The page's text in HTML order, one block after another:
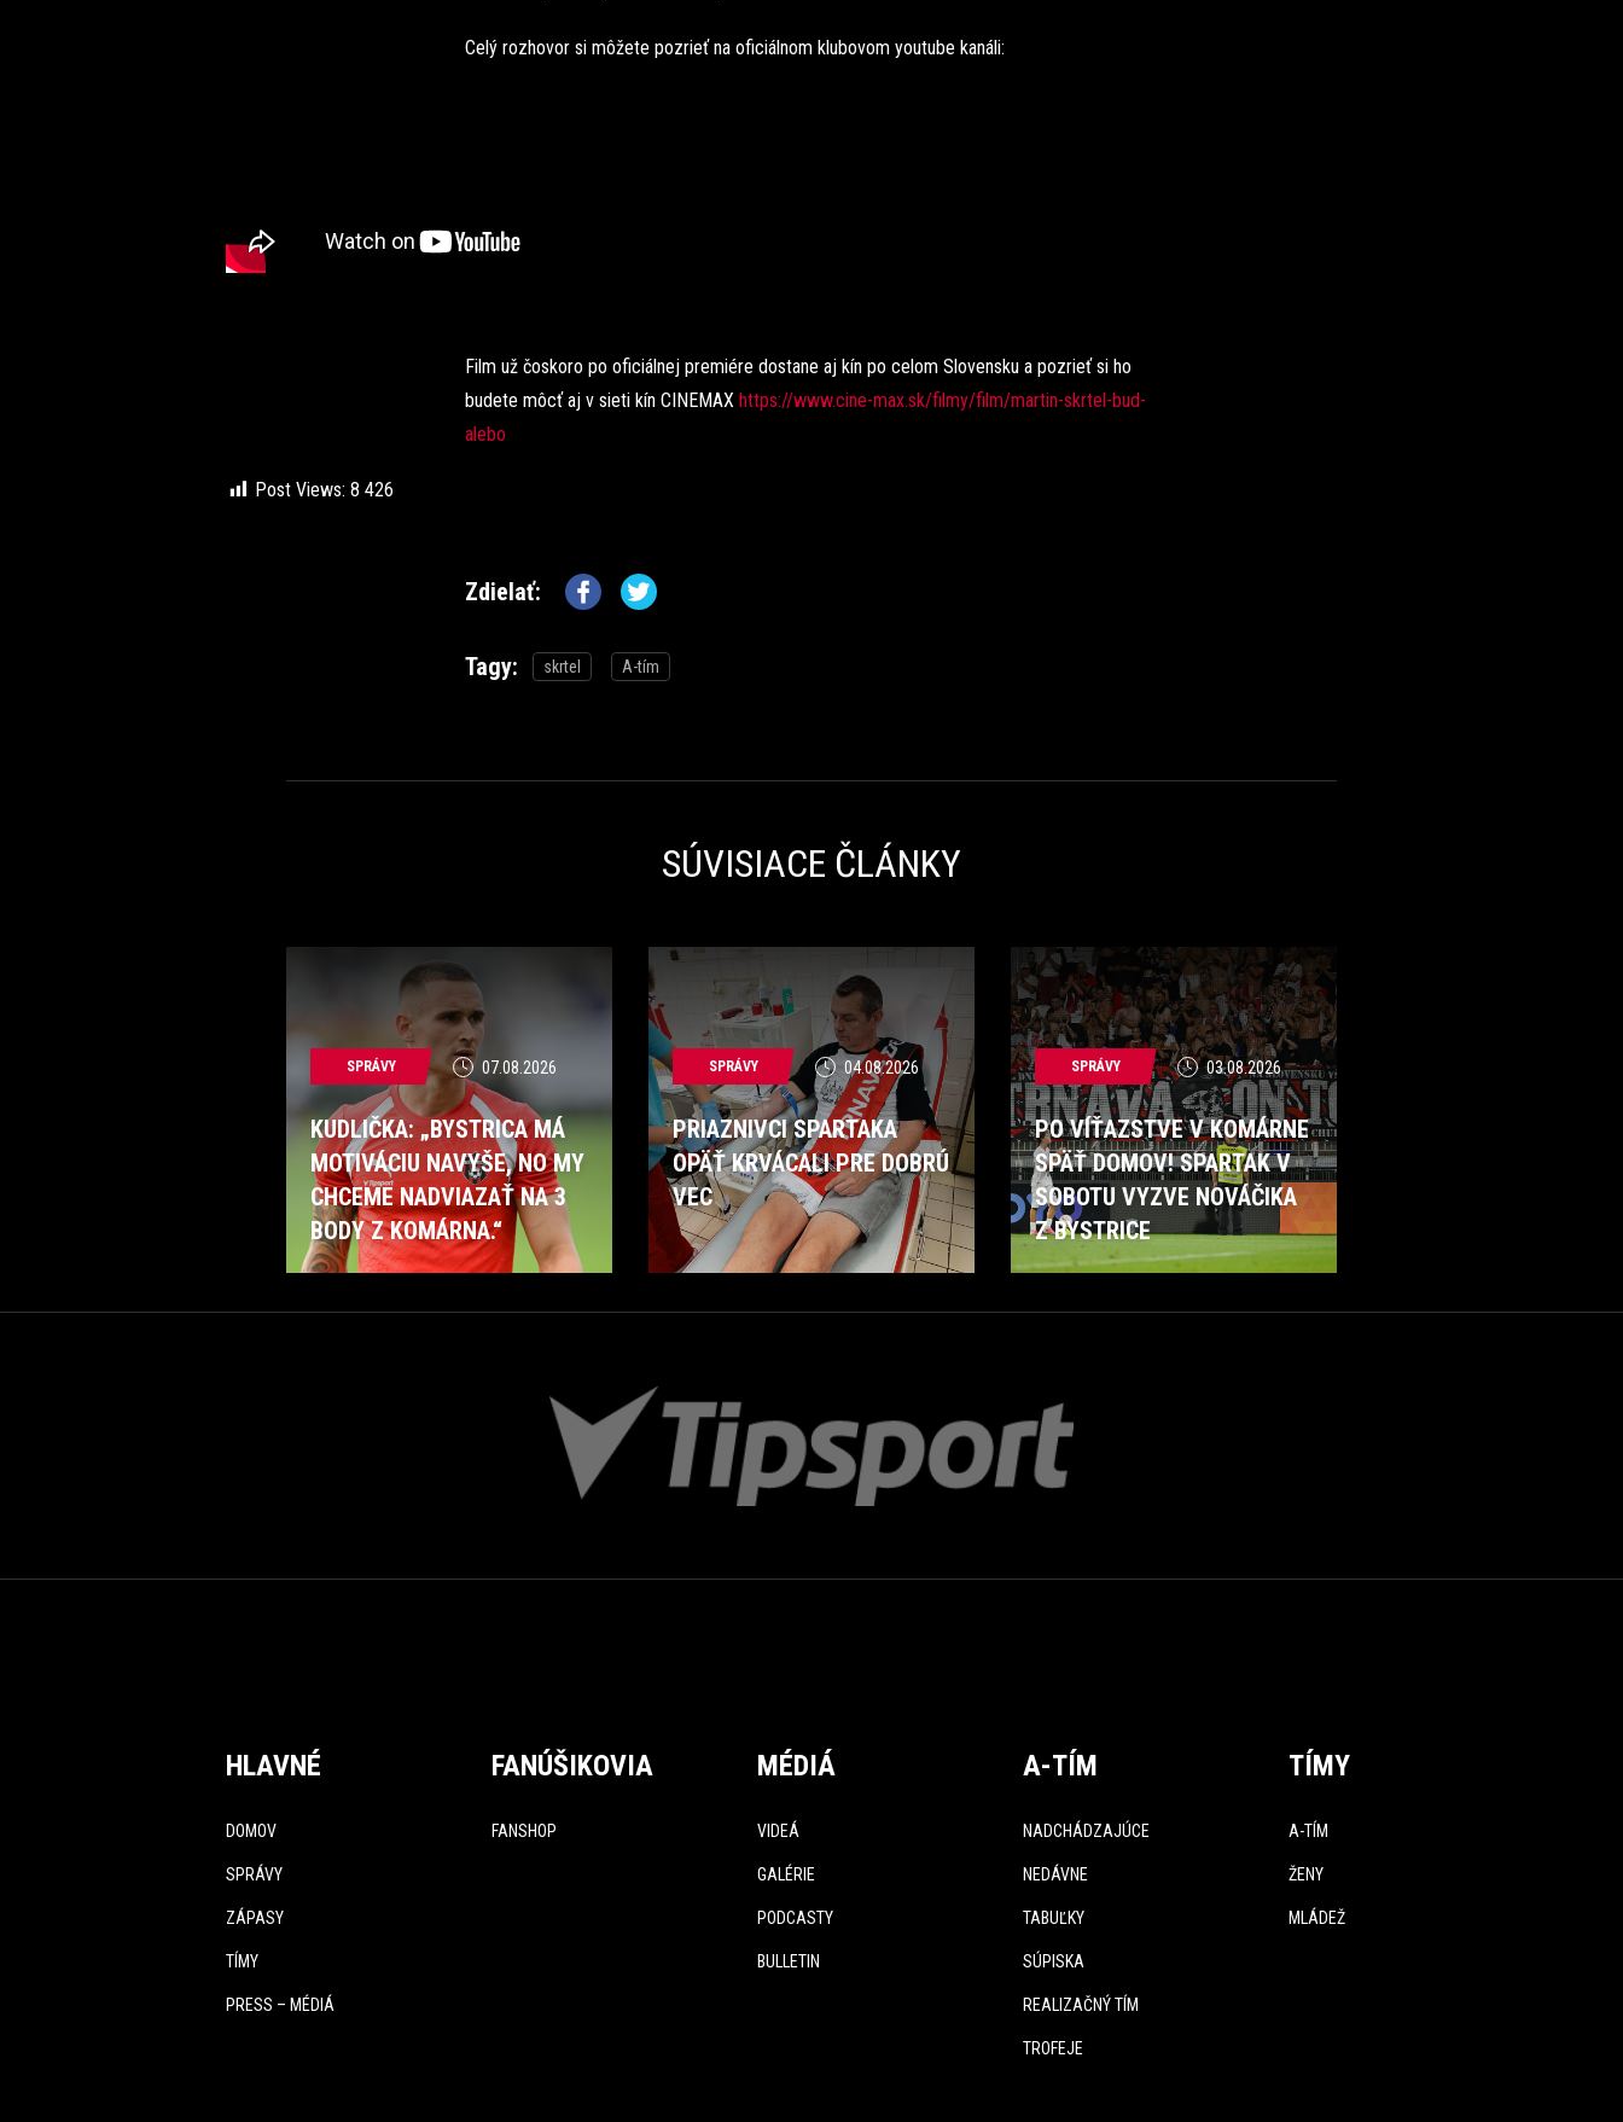
Celý rozhovor si môžete pozrieť na oficiálnom klubovom youtube kanáli:
Film už čoskoro po oficiálnej premiére dostane aj kín po celom Slovensku a pozrieť si ho
budete môcť aj v sieti kín CINEMAX https://www.cine-max.sk/filmy/film/martin-skrtel-bud-
alebo
Post Views: 8 426
Zdielať:
Tagy: skrtel A-tím
SÚVISIACE ČLÁNKY
SPRÁVY 07.08.2026
KUDLIČKA: „BYSTRICA MÁ
MOTIVÁCIU NAVYŠE, NO MY
CHCEME NADVIAZAŤ NA 3
BODY Z KOMÁRNA.“
SPRÁVY 04.08.2026
PRIAZNIVCI SPARTAKA
OPÄŤ KRVÁCALI PRE DOBRÚ
VEC
SPRÁVY 03.08.2026
PO VÍŤAZSTVE V KOMÁRNE
SPÄŤ DOMOV! SPARTAK V
SOBOTU VYZVE NOVÁČIKA
Z BYSTRICE
HLAVNÉ
DOMOV
SPRÁVY
ZÁPASY
TÍMY
PRESS – MÉDIÁ
FANÚŠIKOVIA
FANSHOP
MÉDIÁ
VIDEÁ
GALÉRIE
PODCASTY
BULLETIN
A-TÍM
NADCHÁDZAJÚCE
NEDÁVNE
TABUĽKY
SÚPISKA
REALIZAČNÝ TÍM
TROFEJE
TÍMY
A-TÍM
ŽENY
MLÁDEŽ